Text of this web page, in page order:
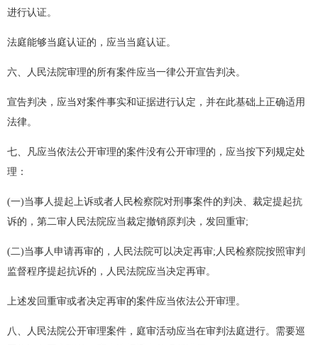
进行认证。
法庭能够当庭认证的，应当当庭认证。
六、人民法院审理的所有案件应当一律公开宣告判决。
宣告判决，应当对案件事实和证据进行认定，并在此基础上正确适用
法律。
七、凡应当依法公开审理的案件没有公开审理的，应当按下列规定处
理：
(一)当事人提起上诉或者人民检察院对刑事案件的判决、裁定提起抗
诉的，第二审人民法院应当裁定撤销原判决，发回重审;
(二)当事人申请再审的，人民法院可以决定再审;人民检察院按照审判
监督程序提起抗诉的，人民法院应当决定再审。
上述发回重审或者决定再审的案件应当依法公开审理。
八、人民法院公开审理案件，庭审活动应当在审判法庭进行。需要巡